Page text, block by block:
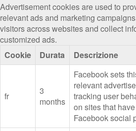
Advertisement cookies are used to
relevant ads and marketing
visitors across websites and collect
customized ads.
Cookie
Durata Descrizione
fr
3
months
Facebook sets
relevant
tracking user
on sites that
Facebook social